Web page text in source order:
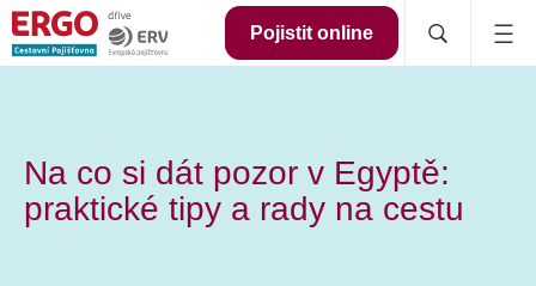
Pojistit online
Na co si dát pozor v Egyptě:
praktické tipy a rady na cestu